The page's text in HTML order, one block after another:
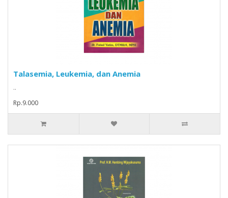
Talasemia, Leukemia, dan Anemia
..
Rp.9.000